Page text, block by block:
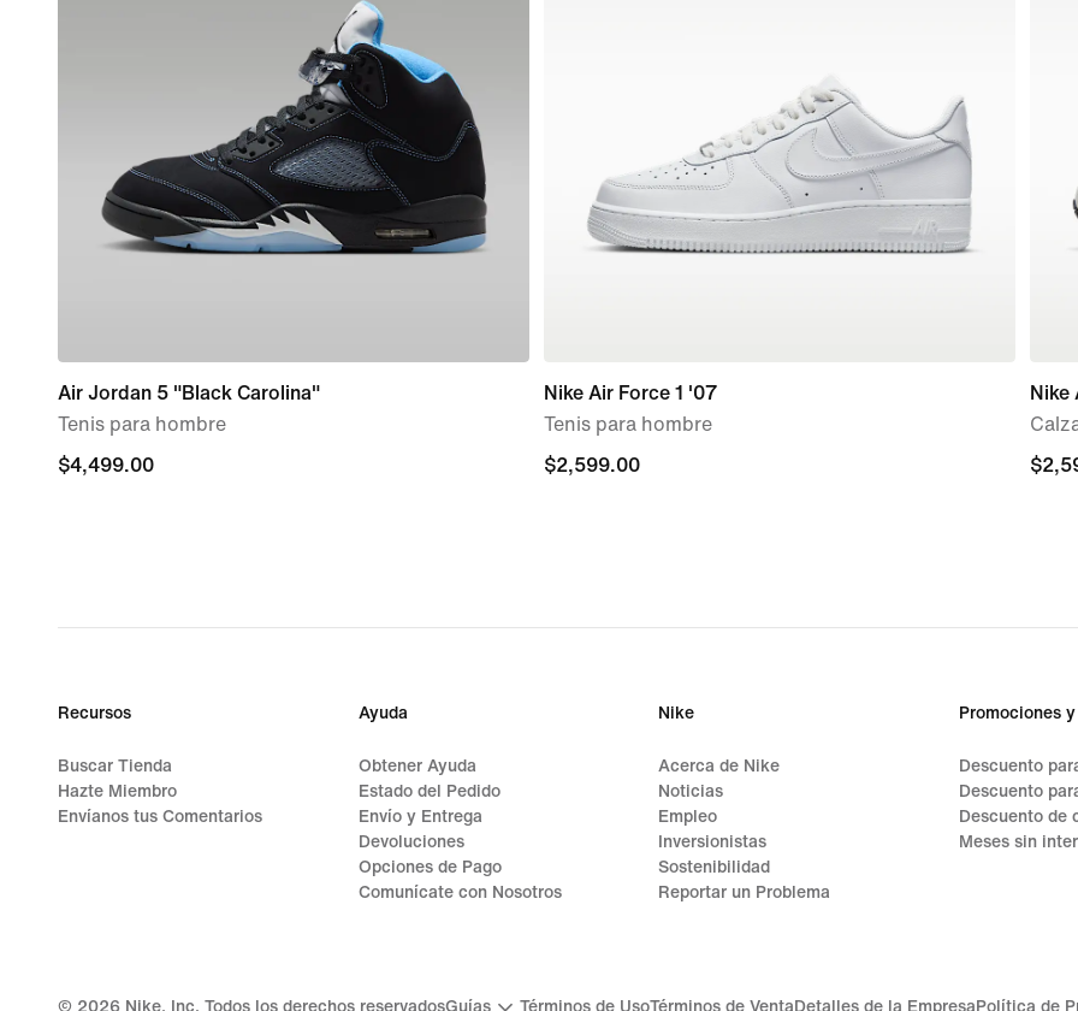
Air Jordan 5 "Black Carolina"
Tenis para hombre
$4,499.00
$4,499.00
Nike Air Force 1 '07
Tenis para hombre
$2,599.00
$2,599.00
Nike
Recursos
Buscar Tienda
Hazte Miembro
Envíanos tus Comentarios
Ayuda
Obtener Ayuda
Estado del Pedido
Envío y Entrega
Devoluciones
Opciones de Pago
Comunícate con Nosotros
Nike
Acerca de Nike
Noticias
Empleo
Inversionistas
Sostenibilidad
Reportar un Problema
Promociones
Descuento
Descuento
Descuento de
Meses sin
© 2026 Nike, Inc. Todos los derechos reservadosGuías Términos de UsoTérminos de Venta Detalles de la Empresa Política de